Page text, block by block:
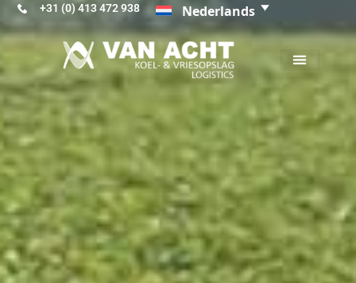
+31 (0) 413 472 938 Nederlands